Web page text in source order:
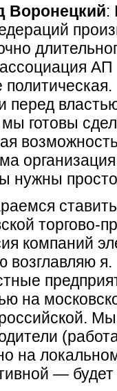
Воронецкий:
АП
перед
готовы
нужны
торгово-
компаний
возглавляю
на
на
— будет